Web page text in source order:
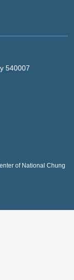
540007
of National Chung